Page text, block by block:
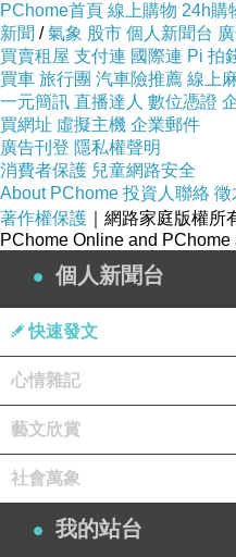
PChome首頁 線上購物 24h購
新聞 /氣象 股市 個人新聞台
買賣租屋 支付連 國際連 Pi 拍
買車 旅行團 汽車險推薦 線上
一元簡訊 直播達人 數位憑證
買網址 虛擬主機 企業郵件
廣告刊登 隱私權聲明
消費者保護 兒童網路安全
About PChome 投資人聯絡 徵
著作權保護 ｜網路家庭版權所
PChome Online and
個人新聞台
快速發文
心情雜記
藝文欣賞
社會萬象
我的站台